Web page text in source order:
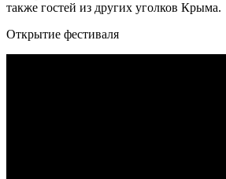
также гостей из других уголков Крыма.
Открытие фестиваля